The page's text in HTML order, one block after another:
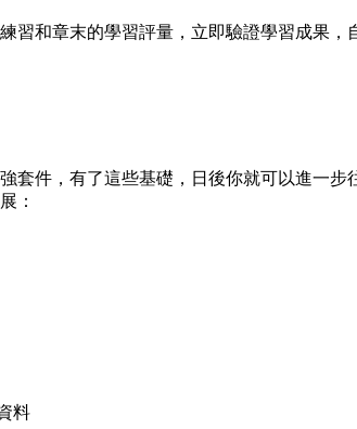
和章末的學習評量，立即驗證學習成果，
件，有了這些基礎，日後你就可以進一步
：
料